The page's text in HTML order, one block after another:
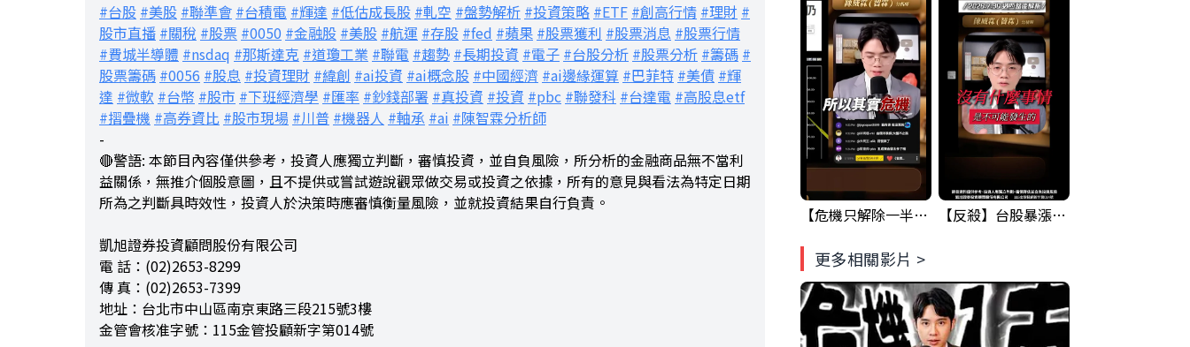
#台股 #美股 #聯準會 #台積電 #輝達 #低估成長股 #軋空 #盤勢解析 #投資策略 #ETF #創高行情 #理財 #
股市直播 #關稅 #股票 #0050 #金融股 #美股 #航運 #存股 #fed #蘋果 #股票獲利 #股票消息 #股票行情
#費城半導體 #nsdaq #那斯達克 #道瓊工業 #聯電 #趨勢 #長期投資 #電子 #台股分析 #股票分析 #籌碼 #
股票籌碼 #0056 #股息 #投資理財 #緯創 #ai投資 #ai概念股 #中國經濟 #ai邊緣運算 #巴菲特 #美債 #輝
達 #微軟 #台幣 #股市 #下班經濟學 #匯率 #鈔錢部署 #真投資 #投資 #pbc #聯發科 #台達電 #高股息etf
#摺疊機 #高券資比 #股市現場 #川普 #機器人 #軸承 #ai #陳智霖分析師
-
🔴警語: 本節目內容僅供參考，投資人應獨立判斷，審慎投資，並自負風險，所分析的金融商品無不當利
益關係，無推介個股意圖，且不提供或嘗試遊說觀眾做交易或投資之依據，所有的意見與看法為特定日期
所為之判斷具時效性，投資人於決策時應審慎衡量風險，並就投資結果自行負責。
凱旭證券投資顧問股份有限公司
電 話：(02)2653-8299
傳 真：(02)2653-7399
地址：台北市中山區南京東路三段215號3樓
金管會核准字號：115金管投顧新字第014號
【危機只解除一半?】台股暴漲後別急追！量縮反彈藏隱憂 【反殺】台股暴漲8.13%！台積電漲停，清場後行情真的變了？
更多相關影片 >